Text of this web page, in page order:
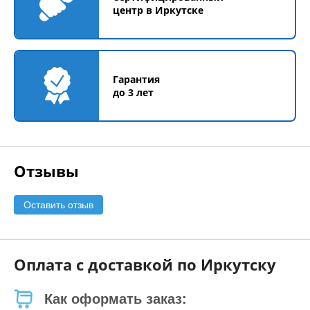
центр в Иркутске
Гарантия
до 3 лет
Отзывы
Оставить отзыв
Оплата с доставкой по Иркутску
Как оформать заказ: